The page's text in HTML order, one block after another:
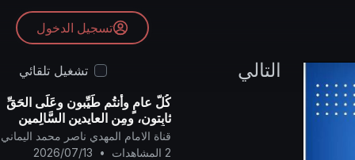
تسجيل الدخول
التالي
تشغيل تلقائي
كُلّ عامٍ وأنتُم طَيِّبون وعَلَى الحَقِّ
ثابِتون، ومِن العايدين السَّالِمين
الغَانِمين الفايزين بنعيم رضوان
الله وحُبّه وقُربه إلى يَوم يَقو
قناة الامام المهدي ناصر محمد اليماني
2 المشاهدات
•
2026/07/13